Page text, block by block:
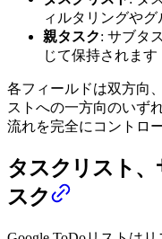
ィルタリングや
親タスク: サブタ
じて保持されます
各フィールドは双方向
ストへの一方向のいず
流れを完全にコントロ
タスクリスト
スク